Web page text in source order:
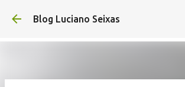
Pular para o conteúdo principal
Blog Luciano Seixas